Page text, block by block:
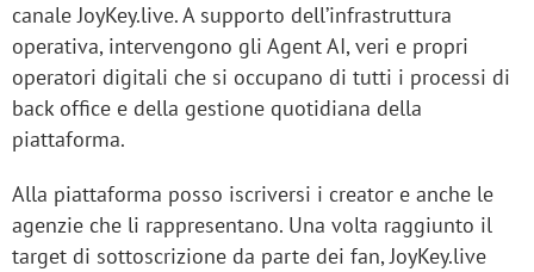
canale JoyKey.live. A supporto dell’infrastruttura
operativa, intervengono gli Agent AI, veri e propri
operatori digitali che si occupano di tutti i processi di
back office e della gestione quotidiana della
piattaforma.
Alla piattaforma posso iscriversi i creator e anche le
agenzie che li rappresentano. Una volta raggiunto il
target di sottoscrizione da parte dei fan, JoyKey.live